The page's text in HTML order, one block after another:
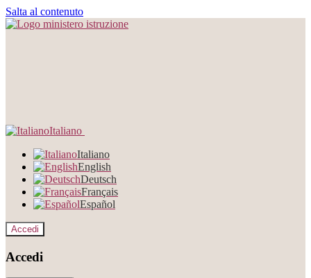
Salta al contenuto
Italiano
Italiano
English
Deutsch
Français
Español
Accedi
Accedi